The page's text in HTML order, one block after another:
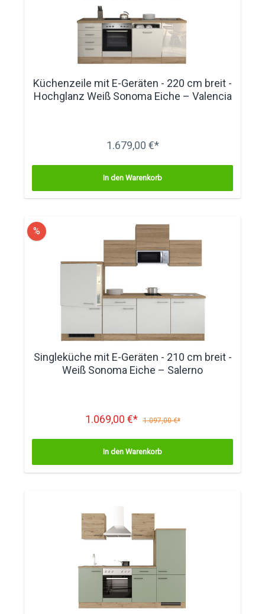
Küchenzeile mit E-Geräten - 220 cm breit -
Hochglanz Weiß Sonoma Eiche – Valencia
1.679,00 €*
In den Warenkorb
%
Singleküche mit E-Geräten - 210 cm breit -
Weiß Sonoma Eiche – Salerno
1.069,00 €* 1.097,00 €*
In den Warenkorb